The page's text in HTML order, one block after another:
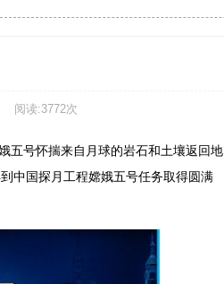
阅读:3772次
五号怀揣来自月球的岩石和土壤返回地
中国探月工程嫦娥五号任务取得圆满